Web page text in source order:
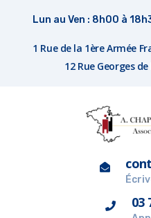
Lun au Ven : 8h00 à
1 Rue de la 1ère Armée
12 Rue Georges
03